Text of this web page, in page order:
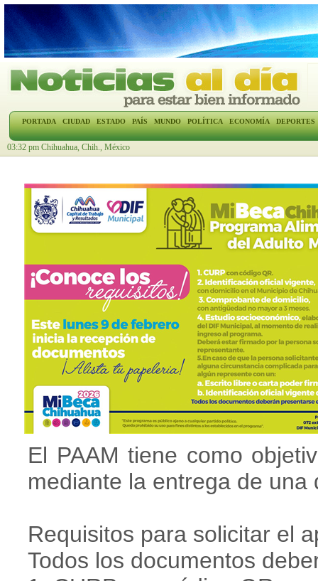
PORTADA CIUDAD ESTADO PAÍS MUNDO POLÍTICA ECONOMÍA DEPORTES
03:32 pm Chihuahua, Chih., México
El PAAM tiene como
mediante la entrega de
Requisitos para solicitar el
Todos los documentos